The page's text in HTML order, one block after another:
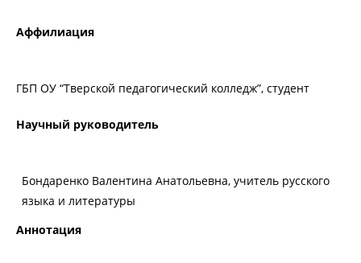
Аффилиация
ГБП ОУ “Тверской педагогический колледж”, студент
Научный руководитель
Бондаренко Валентина Анатольевна, учитель русского
языка и литературы
Аннотация